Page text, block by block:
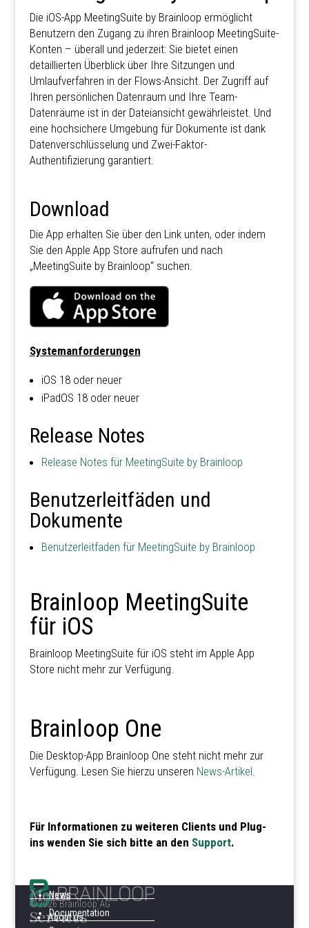
Die iOS-App MeetingSuite by Brainloop ermöglicht
Benutzern den Zugang zu ihren Brainloop MeetingSuite-
Konten – überall und jederzeit: Sie bietet einen
detaillierten Überblick über Ihre Sitzungen und
Umlaufverfahren in der Flows-Ansicht. Der Zugriff auf
Ihren persönlichen Datenraum und Ihre Team-
Datenräume ist in der Dateiansicht gewährleistet. Und
eine hochsichere Umgebung für Dokumente ist dank
Datenverschlüsselung und Zwei-Faktor-
Authentifizierung garantiert.
Download
Die App erhalten Sie über den Link unten, oder indem
Sie den Apple App Store aufrufen und nach
„MeetingSuite by Brainloop“ suchen.
Systemanforderungen
iOS 18 oder neuer
iPadOS 18 oder neuer
Release Notes
Release Notes für MeetingSuite by Brainloop
Benutzerleitfäden und
Dokumente
Benutzerleitfaden für MeetingSuite by Brainloop
Brainloop MeetingSuite
für iOS
Brainloop MeetingSuite für iOS steht im Apple App
Store nicht mehr zur Verfügung.
Brainloop One
Die Desktop-App Brainloop One steht nicht mehr zur
Verfügung. Lesen Sie hierzu unseren News-Artikel.
Für Informationen zu weiteren Clients und Plug-
ins wenden Sie sich bitte an den Support.
Menu
News
Documentation
Services
About us
©2026 Brainloop AG